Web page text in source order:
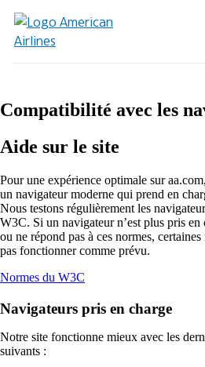
Compatibilité avec les
Aide sur le site
Pour une expérience optimale sur
un navigateur moderne qui prend en
Nous testons régulièrement les
W3C. Si un navigateur n’est plus pris
ou ne répond pas à ces normes,
pas fonctionner comme prévu.
Normes du W3C
autre
site
dans
Navigateurs pris en charge
Notre site fonctionne mieux avec les
suivants :